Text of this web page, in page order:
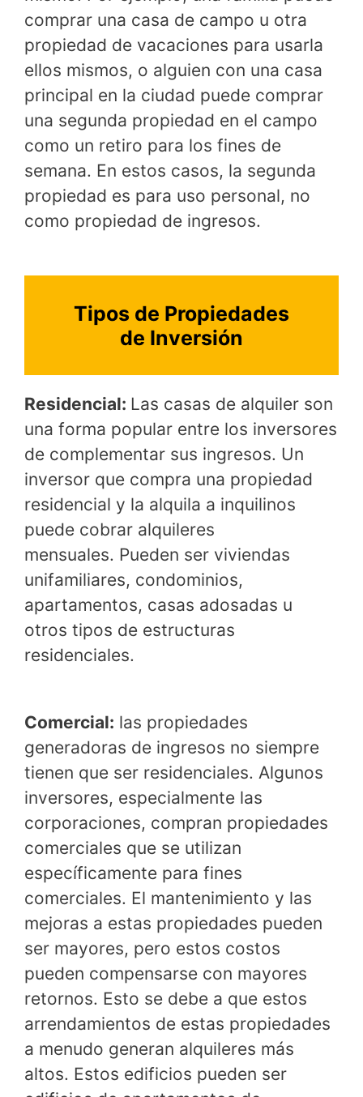
comprar una casa de campo u otra
propiedad de vacaciones para usarla
ellos mismos, o alguien con una casa
principal en la ciudad puede comprar
una segunda propiedad en el campo
como un retiro para los fines de
semana. En estos casos, la segunda
propiedad es para uso personal, no
como propiedad de ingresos.
Tipos de Propiedades
de Inversión
Residencial: Las casas de alquiler son
una forma popular entre los inversores
de complementar sus ingresos. Un
inversor que compra una propiedad
residencial y la alquila a inquilinos
puede cobrar alquileres
mensuales. Pueden ser viviendas
unifamiliares, condominios,
apartamentos, casas adosadas u
otros tipos de estructuras
residenciales.
Comercial: las propiedades
generadoras de ingresos no siempre
tienen que ser residenciales. Algunos
inversores, especialmente las
corporaciones, compran propiedades
comerciales que se utilizan
específicamente para fines
comerciales. El mantenimiento y las
mejoras a estas propiedades pueden
ser mayores, pero estos costos
pueden compensarse con mayores
retornos. Esto se debe a que estos
arrendamientos de estas propiedades
a menudo generan alquileres más
altos. Estos edificios pueden ser